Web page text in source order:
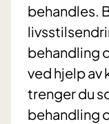
behandles.
behandling
ved hjelp av
trenger du
behandling